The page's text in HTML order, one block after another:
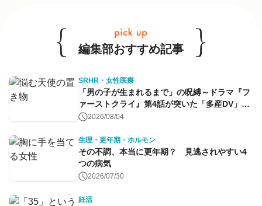
編集部おすすめ記事
SRHR・女性医療
「男の子が生まれるまで」の呪縛～ドラマ『フ
ァーストクライ』第4話が突いた「多産DV」と
命のコントロール～
2026/08/04
生理・更年期・ホルモン
その不調、本当に更年期？ 見逃されやすい4
つの病気
2026/07/30
妊活